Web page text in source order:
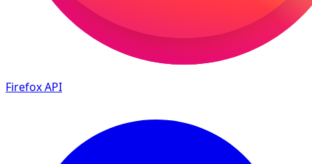
FirefoxAPI